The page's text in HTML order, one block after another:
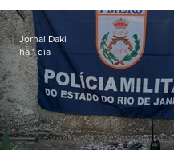
familiar para
Jornal Daki
há 1 dia